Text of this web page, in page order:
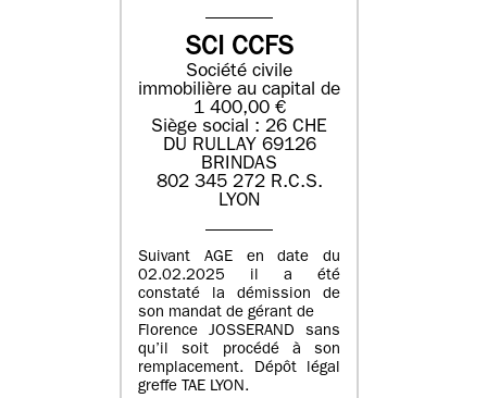
SCI CCFS
Société civile
immobilière au capital de
1 400,00 €
Siège social : 26 CHE
DU RULLAY 69126
BRINDAS
802 345 272 R.C.S.
LYON
Suivant AGE en date du
02.02.2025 il a été
constaté la démission de
son mandat de gérant de
Florence JOSSERAND sans
qu’il soit procédé à son
remplacement. Dépôt légal
greffe TAE LYON.